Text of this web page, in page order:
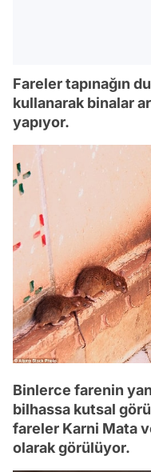
Fareler tapınağın
kullanarak binalar
yapıyor.
Binlerce farenin
bilhassa kutsal
fareler Karni Mata
olarak görülüyor.